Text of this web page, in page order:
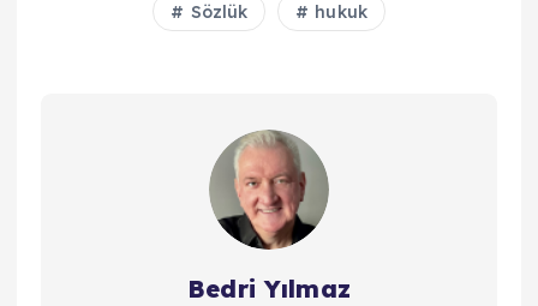
Sözlük hukuk
Bedri Yılmaz